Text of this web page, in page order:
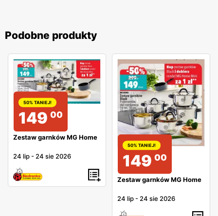
Podobne produkty
50% TANIEJ!
149 00
Zestaw garnków MG Home
24 lip - 24 sie 2026
50% TANIEJ!
149 00
Zestaw garnków MG Home
24 lip - 24 sie 2026